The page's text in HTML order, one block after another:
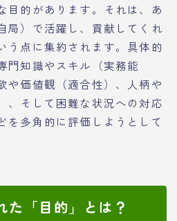
目的があります。それは、あ
局）で活躍し、貢献してくれ
う点に集約されます。具体的
門知識やスキル（実務能
や価値観（適合性）、人柄や
、そして困難な状況への対応
を多角的に評価しようとして
た「目的」とは？